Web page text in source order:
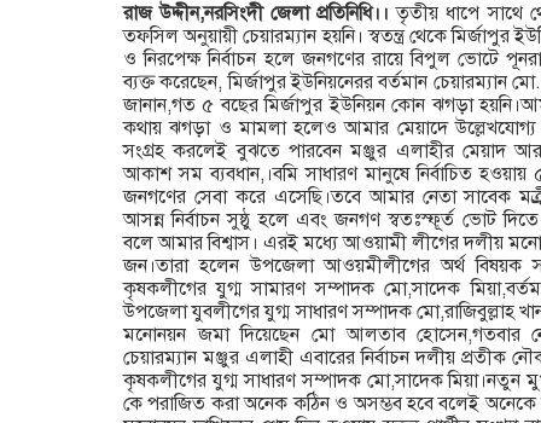
রাজ উদ্দীন,নরসিংদী জেলা প্রতিনিধি।। তৃতীয় ধাপে সাথে
তফসিল অনুয়ায়ী চেয়ারম্যান হয়নি। স্বতন্ত্র থেকে মির্জাপুর
ও নিরপেক্ষ নির্বাচন হলে জনগণের রায়ে বিপুল ভোটে
ব্যক্ত করেছেন, মির্জাপুর ইউনিয়নেরর বর্তমান চেয়ারম্যান
জানান,গত ৫ বছের মির্জাপুর ইউনিয়ন কোন ঝগড়া
কথায় ঝগড়া ও মামলা হলেও আমার মেয়াদে উল্লেখযোগ্য
সংগ্রহ করলেই বুঝতে পারবেন মঞ্জুর এলাহীর মেয়াদ
আকাশ সম ব্যবধান,।বমি সাধারণ মানুষে নির্বাচিত
জনগণের সেবা করে এসেছি।তবে আমার নেতা সাবেক
আসন্ন নির্বাচন সুষ্ঠু হলে এবং জনগণ স্বতঃস্ফূর্ত ভোট
বলে আমার বিশ্বাস। এরই মধ্যে আওয়ামী লীগের দলীয়
জন।তারা হলেন উপজেলা আওয়মীলীগের অর্থ বিষয়ক
কৃষকলীগের যুগ্ম সামারণ সম্পাদক মো,সাদেক
উপজেলা যুবলীগের যুগ্ম সাধারণ সম্পাদক মো,রাজিবুল্লাহ খান
মনোনয়ন জমা দিয়েছেন মো আলতাব হোসেন,গতবার
চেয়ারম্যান মঞ্জুর এলাহী এবারের নির্বাচন দলীয় প্রতীক
কৃষকলীগের যুগ্ম সাধারণ সম্পাদক মো,সাদেক মিয়া।নতুন
কে পরাজিত করা অনেক কঠিন ও অসম্ভব হবে বলেই